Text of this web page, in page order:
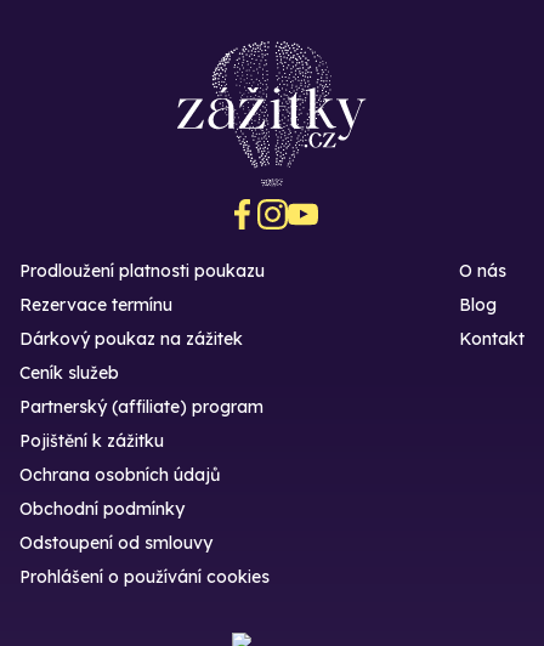
Prodloužení platnosti poukazu
Rezervace termínu
Dárkový poukaz na zážitek
O nás
Blog
Kontakt
Ceník služeb
Partnerský (affiliate) program
Pojištění k zážitku
Ochrana osobních údajů
Obchodní podmínky
Odstoupení od smlouvy
Prohlášení o používání cookies